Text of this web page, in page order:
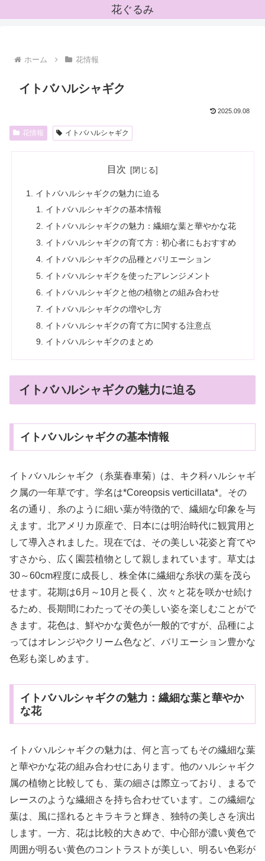
花ぐるみ
ホーム 花情報
イトバハルシャギク
2025.09.08
花情報 イトバハルシャギク
目次
イトバハルシャギクの魅力に迫る
イトバハルシャギクの基本情報
イトバハルシャギクの魅力：繊細な葉と華やかな花
イトバハルシャギクの育て方：初心者にもおすすめ
イトバハルシャギクの品種とバリエーション
イトバハルシャギクを使ったアレンジメント
イトバハルシャギクと他の植物との組み合わせ
イトバハルシャギクの増やし方
イトバハルシャギクの育て方に関する注意点
イトバハルシャギクのまとめ
イトバハルシャギクの魅力に迫る
イトバハルシャギクの基本情報
イトバハルシャギク（糸葉春車菊）は、キク科ハルシャギ
ク属の一年草です。学名は*Coreopsis verticillata*。その
名の通り、糸のように細い葉が特徴的で、繊細な印象を与
えます。北アメリカ原産で、日本には明治時代に観賞用と
して導入されました。現在では、その美しい花姿と育てや
すさから、広く園芸植物として親しまれています。草丈は
30～60cm程度に成長し、株全体に繊細な糸状の葉を茂ら
せます。花期は6月～10月と長く、次々と花を咲かせ続け
るため、長期間にわたってその美しい姿を楽しむことがで
きます。花色は、鮮やかな黄色が一般的ですが、品種によ
ってはオレンジやクリーム色など、バリエーション豊かな
色彩も楽しめます。
イトバハルシャギクの魅力：繊細な葉と華やか
な花
イトバハルシャギクの魅力は、何と言ってもその繊細な葉
と華やかな花の組み合わせにあります。他のハルシャギク
属の植物と比較しても、葉の細さは際立っており、まるで
レースのような繊細さを持ち合わせています。この繊細な
葉は、風に揺れるとキラキラと輝き、独特の美しさを演出
します。一方、花は比較的大きめで、中心部が濃い黄色で
周囲が明るい黄色のコントラストが美しい、明るい色彩が